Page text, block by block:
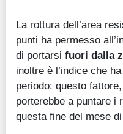
La rottura dell’area
punti ha permesso
di portarsi fuori dalla
inoltre è l’indice che
periodo: questo
porterebbe a puntare i
questa fine del mese